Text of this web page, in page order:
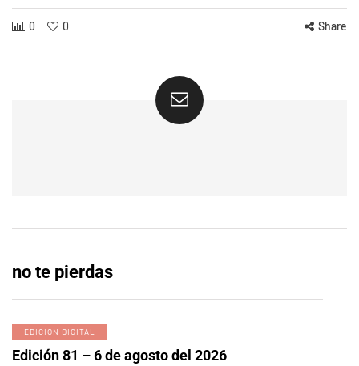
0 0 Share
no te pierdas
EDICIÓN DIGITAL
Edición 81 – 6 de agosto del 2026